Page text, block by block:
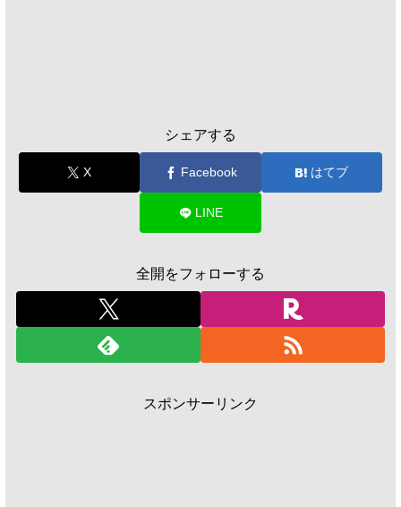
シェアする
X Facebook はてブ
LINE
全開をフォローする
スポンサーリンク